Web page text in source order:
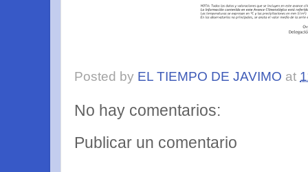
Posted by EL TIEMPO DE JAVIMO at
No hay comentarios:
Publicar un comentario